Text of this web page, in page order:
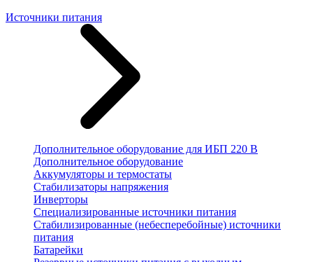
Источники питания
Дополнительное оборудование для ИБП 220 В
Дополнительное оборудование
Аккумуляторы и термостаты
Стабилизаторы напряжения
Инверторы
Специализированные источники питания
Стабилизированные (небесперебойные) источники
питания
Батарейки